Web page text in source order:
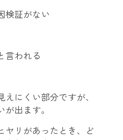
検証がない
言われる
にくい部分ですが、
出ます。
ヤリがあったとき、ど